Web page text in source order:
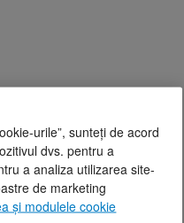
urile”, sunteți de acord
dvs. pentru a
a analiza utilizarea site-
de marketing
și modulele cookie